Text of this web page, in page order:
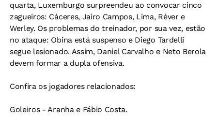
quarta, Luxemburgo surpreendeu ao convocar cinco
zagueiros: Cáceres, Jairo Campos, Lima, Réver e
Werley. Os problemas do treinador, por sua vez, estão
no ataque: Obina está suspenso e Diego Tardelli
segue lesionado. Assim, Daniel Carvalho e Neto Berola
devem formar a dupla ofensiva.
Confira os jogadores relacionados:
Goleiros - Aranha e Fábio Costa.